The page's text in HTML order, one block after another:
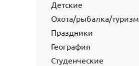
Детские
Охота/рыбалка/туризм
Праздники
География
Студенческие